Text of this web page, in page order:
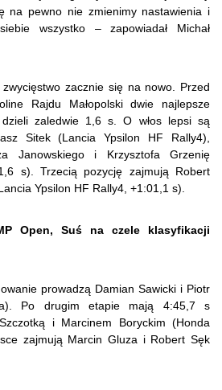
na pewno nie zmienimy nastawienia i
wszystko – zapowiadał Michał
zacznie się na nowo. Przed
Rajdu Małopolski dwie najlepsze
dzieli zaledwie 1,6 s. O włos lepsi są
Sitek (Lancia Ypsilon HF Rally4),
Janowskiego i Krzysztofa Grzenię
s). Trzecią pozycję zajmują Robert
Ypsilon HF Rally4, +1:01,1 s).
Open, Suś na czele klasyfikacji
prowadzą Damian Sawicki i Piotr
Po drugim etapie mają 4:45,7 s
i Marcinem Boryckim (Honda
zajmują Marcin Gluza i Robert Sęk